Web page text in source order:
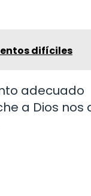
difíciles
adecuado
a Dios nos